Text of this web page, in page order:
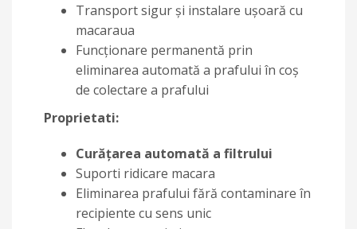
Transport sigur și instalare ușoară cu
macaraua
Funcționare permanentă prin
eliminarea automată a prafului în coș
de colectare a prafului
Proprietati:
Curățarea automată a filtrului
Suporti ridicare macara
Eliminarea prafului fără contaminare în
recipiente cu sens unic